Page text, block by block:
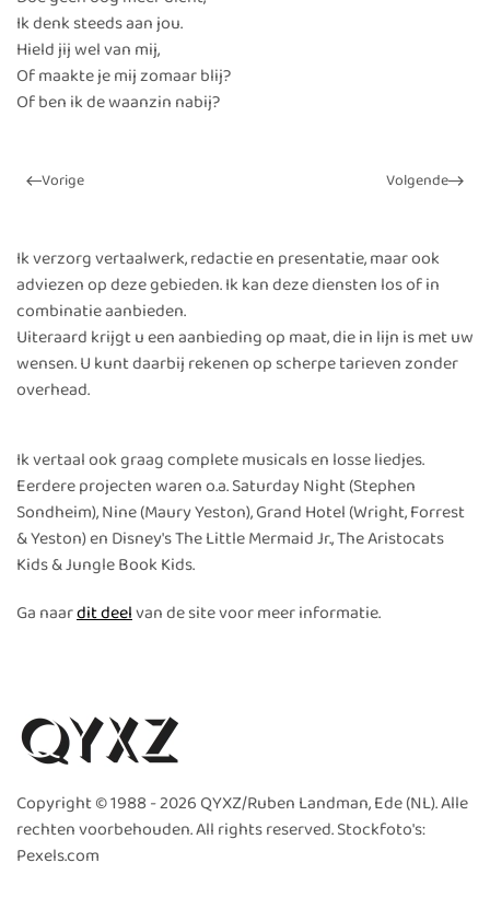
Ik denk steeds aan jou.
Hield jij wel van mij,
Of maakte je mij zomaar blij?
Of ben ik de waanzin nabij?
Vorige Volgende
Ik verzorg vertaalwerk, redactie en presentatie, maar ook
adviezen op deze gebieden. Ik kan deze diensten los of in
combinatie aanbieden.
Uiteraard krijgt u een aanbieding op maat, die in lijn is met uw
wensen. U kunt daarbij rekenen op scherpe tarieven zonder
overhead.
Ik vertaal ook graag complete musicals en losse liedjes.
Eerdere projecten waren o.a. Saturday Night (Stephen
Sondheim), Nine (Maury Yeston), Grand Hotel (Wright, Forrest
& Yeston) en Disney's The Little Mermaid Jr., The Aristocats
Kids & Jungle Book Kids.
Ga naardit deelvan de site voor meer informatie.
Copyright © 1988 -2026 QYXZ/Ruben Landman, Ede (NL). Alle
rechten voorbehouden. All rights reserved. Stockfoto's:
Pexels.com